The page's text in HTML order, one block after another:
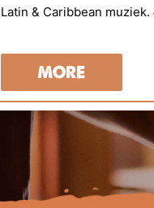
Latin & Caribbean
MORE